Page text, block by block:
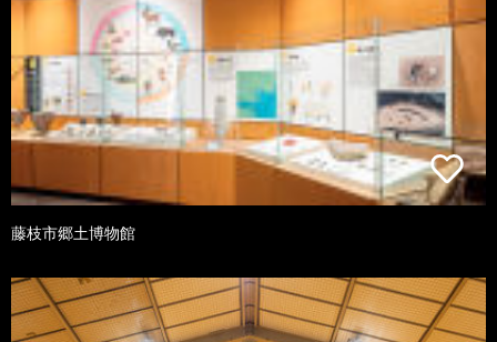
藤枝市郷土博物館